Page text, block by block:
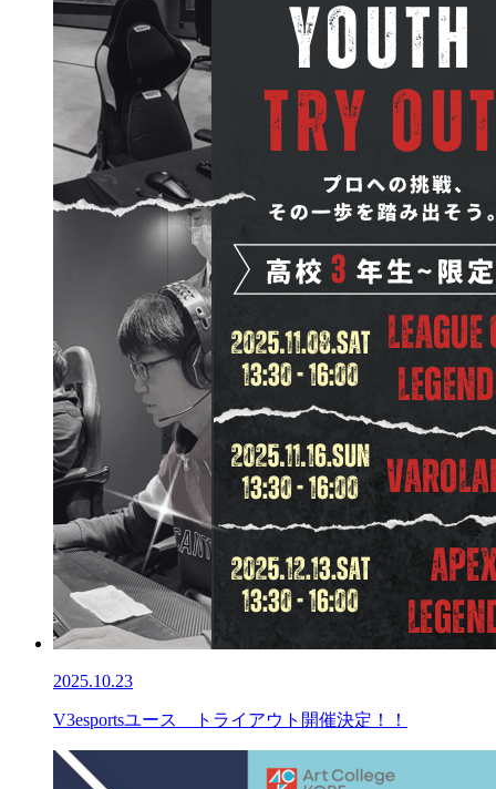
2025.10.23
V3esportsユース トライアウト開催決定！！